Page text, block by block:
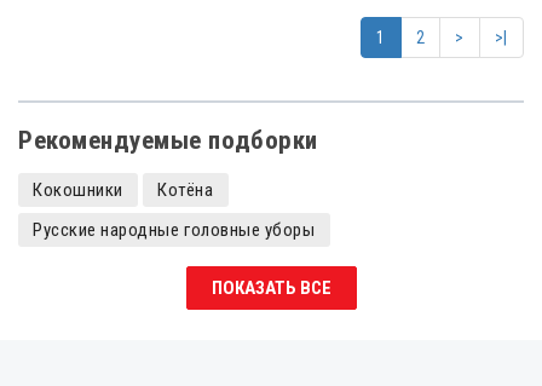
1 2 > >|
Рекомендуемые подборки
Кокошники
Котёна
Русские народные головные уборы
Кокошники с камнями
Кокошники детские
ПОКАЗАТЬ ВСЕ